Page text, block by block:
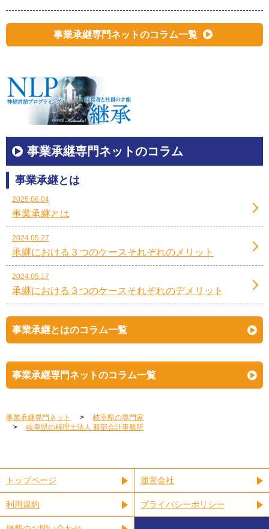
事業承継専門ネットのコラム一覧
事業承継専門ネットのコラム
事業承継とは
2025.06.04
事業承継とは
2024.05.27
承継における３つのケースそれぞれのメリット
2024.05.17
承継における３つのケースそれぞれのデメリット
事業承継とはのコラム一覧
事業承継専門ネットのコラム一覧
事業承継専門ネット
岐阜県の専門家
岐阜県の税理士法人 服部会計事務所
トップページ 運営会社
利用規約 プライバシーポリシー